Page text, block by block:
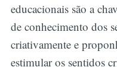
educacionais são a
de conhecimento dos
criativamente e
estimular os sentidos